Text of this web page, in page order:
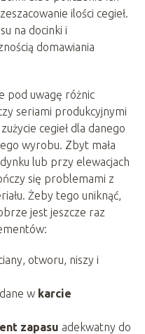
ilości cegieł.
na docinki i
domawiania
pod uwagę różnic
seriami produkcyjnymi
cegieł dla danego
wyrobu. Zbyt mała
lub przy elewacjach
się problemami z
Żeby tego uniknąć,
jest jeszcze raz
otworu, niszy i
w karcie
zapasu adekwatny do